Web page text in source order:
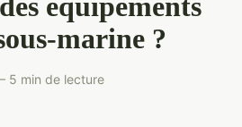
marine ?
5 min de lecture